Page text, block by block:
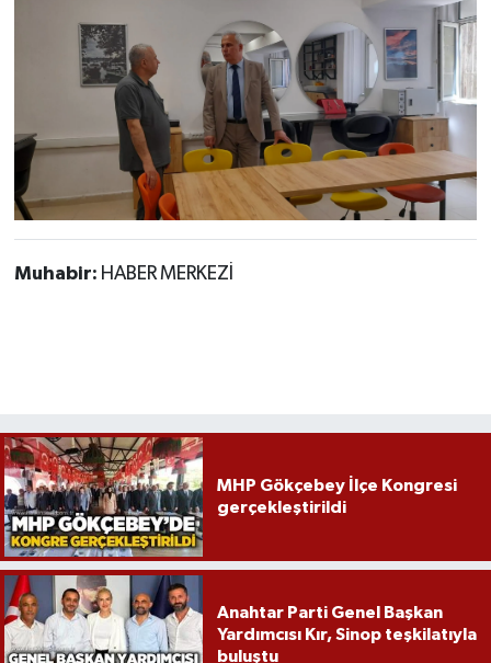
Muhabir: HABER MERKEZİ
MHP Gökçebey İlçe Kongresi
gerçekleştirildi
Anahtar Parti Genel Başkan
Yardımcısı Kır, Sinop teşkilatıyla
buluştu